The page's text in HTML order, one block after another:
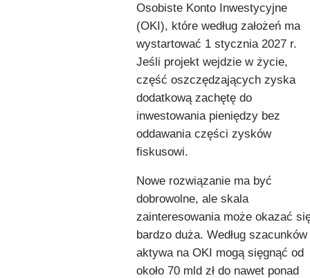
Osobiste Konto Inwestycyjne
(OKI), które według założeń ma
wystartować 1 stycznia 2027 r.
Jeśli projekt wejdzie w życie,
część oszczędzających zyska
dodatkową zachętę do
inwestowania pieniędzy bez
oddawania części zysków
fiskusowi.
Nowe rozwiązanie ma być
dobrowolne, ale skala
zainteresowania może okazać
bardzo duża. Według szacunków
aktywa na OKI mogą sięgnąć od
około 70 mld zł do nawet ponad